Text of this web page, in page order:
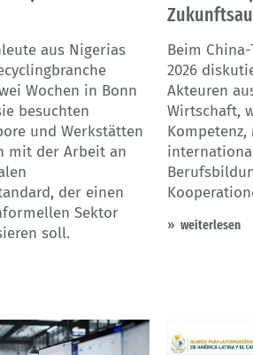
aus Nigerias
Wochen in Bonn
besuchten
und Werkstätten
mit der Arbeit an
der einen
Sektor
soll.
Beim
2026
Akteuren
Wirtschaft,
weiterlesen